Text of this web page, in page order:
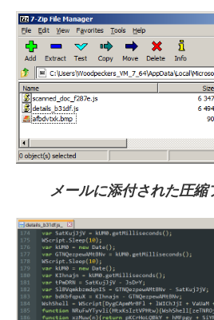
メールに添付された圧縮